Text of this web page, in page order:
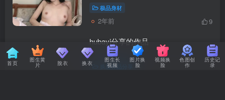
极品身材
2年前 9
hubayi分享的作品
换脸作品分享
首页 图生黄
片 脫衣 换衣 图生长
视频
图片换
脸
视频换
脸
色图创
作
历史记
录